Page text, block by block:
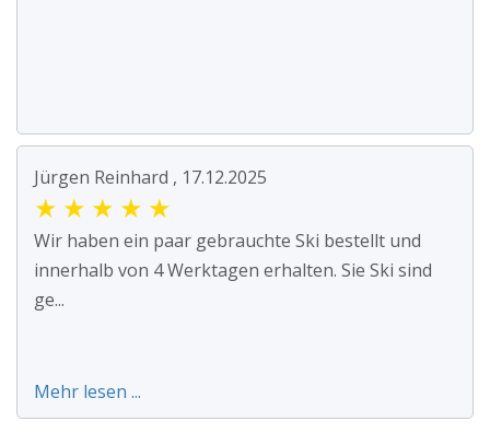
Jürgen Reinhard , 17.12.2025
★ ★ ★ ★ ★
Wir haben ein paar gebrauchte Ski bestellt und
innerhalb von 4 Werktagen erhalten. Sie Ski sind
ge...
Mehr lesen ...